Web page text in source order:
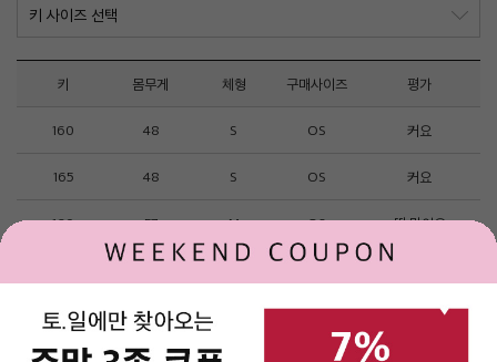
키 몸무게 체형 구매사이즈 평가
160 48 S OS 커요
165 48 S OS 커요
160 57 M OS 딱 맞아요
161 54 딱 맞아요